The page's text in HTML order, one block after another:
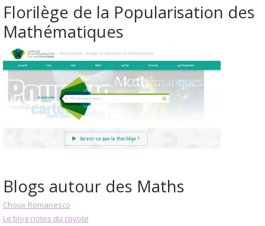
Florilège de la Popularisation des
Mathématiques
Blogs autour des Maths
Choux Romanesco
Le blog-notes du coyote